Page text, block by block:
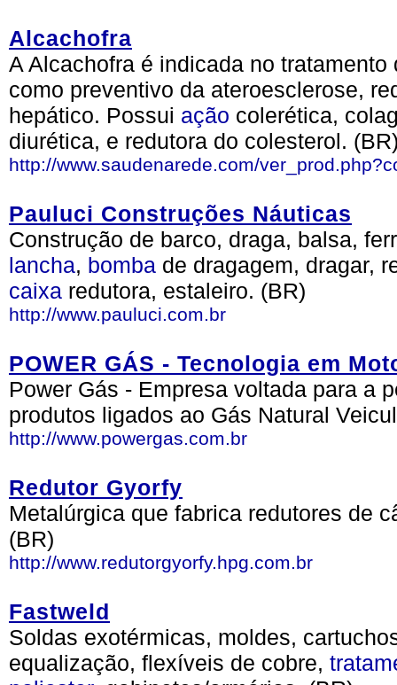
Alcachofra
A Alcachofra é indicada no
como preventivo da ateroesclerose,
hepático. Possui ação colerética,
diurética, e redutora do colesterol.
http://www.saudenarede.com/
Pauluci Construções Náuticas
Construção de barco, draga, balsa,
lancha, bomba de dragagem, dragar,
caixa redutora, estaleiro. (BR)
http://www.pauluci.com.br
POWER GÁS - Tecnologia em
Power Gás - Empresa voltada para a
produtos ligados ao Gás Natural
http://www.powergas.com.br
Redutor Gyorfy
Metalúrgica que fabrica redutores de
(BR)
http://www.redutorgyorfy.hpg.com.br
Fastweld
Soldas exotérmicas, moldes,
equalização, flexíveis de cobre,